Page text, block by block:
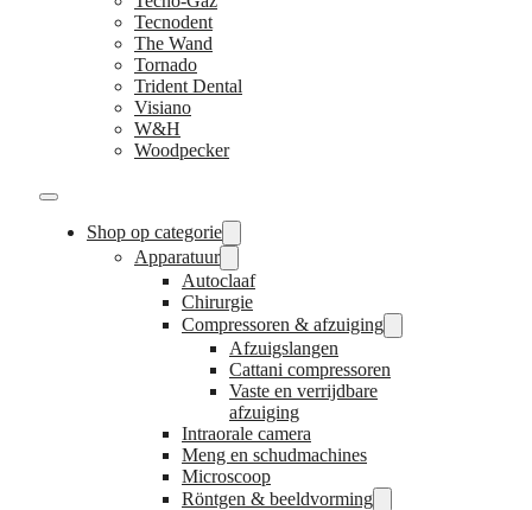
Tecnodent
The Wand
Tornado
Trident Dental
Visiano
W&H
Woodpecker
Shop op categorie
Apparatuur
Autoclaaf
Chirurgie
Compressoren & afzuiging
Afzuigslangen
Cattani compressoren
Vaste en verrijdbare
afzuiging
Intraorale camera
Meng en schudmachines
Microscoop
Röntgen & beeldvorming